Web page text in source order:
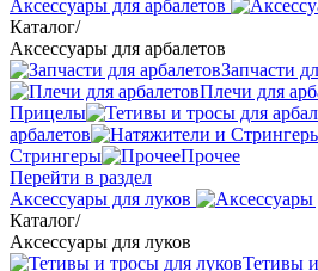
Аксессуары для арбалетов
Каталог/
Аксессуары для арбалетов
Запчасти
Плечи для
Прицелы
арбалетов
Стрингеры
Прочее
Перейти в раздел
Аксессуары для луков
Каталог/
Аксессуары для луков
Тетивы